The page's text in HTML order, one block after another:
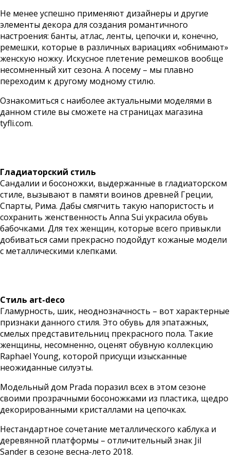
Не менее успешно применяют дизайнеры и другие
элементы декора для создания романтичного
настроения: банты, атлас, ленты, цепочки и, конечно,
ремешки, которые в различных вариациях «обнимают»
женскую ножку. Искусное плетение ремешков вообще
несомненный хит сезона. А посему – мы плавно
переходим к другому модному стилю.
Ознакомиться с наиболее актуальными моделями в
данном стиле вы сможете на страницах магазина
tyfli.com.
Гладиаторский стиль
Сандалии и босоножки, выдержанные в гладиаторском
стиле, вызывают в памяти воинов древней Греции,
Спарты, Рима. Дабы смягчить такую напористость и
сохранить женственность Anna Sui украсила обувь
бабочками. Для тех женщин, которые всего привыкли
добиваться сами прекрасно подойдут кожаные модели
с металлическими клепками.
Стиль art-deco
Гламурность, шик, неоднозначность – вот характерные
признаки данного стиля. Это обувь для эпатажных,
смелых представительниц прекрасного пола. Такие
женщины, несомненно, оценят обувную коллекцию
Raphael Young, которой присущи изысканные
неожиданные силуэты.
Модельный дом Prada поразил всех в этом сезоне
своими прозрачными босоножками из пластика, щедро
декорированными кристаллами на цепочках.
Нестандартное сочетание металлического каблука и
деревянной платформы – отличительный знак Jil
Sander в сезоне весна-лето 2018.